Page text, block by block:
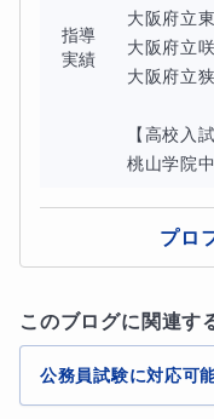
指導
実績
大阪府立
大阪府立
大阪府立
【高校入
桃山学院
プロ
このブログに関連す
公務員試験に対応可